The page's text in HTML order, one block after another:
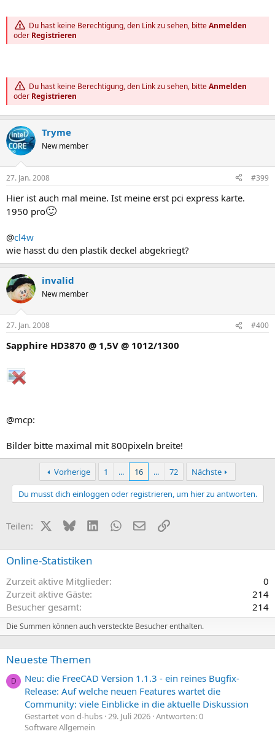
Du hast keine Berechtigung, den Link zu sehen, bitteAnmelden
oder Registrieren
Du hast keine Berechtigung, den Link zu sehen, bitteAnmelden
oder Registrieren
Tryme
New member
27. Jan. 2008 #399
Hier ist auch mal meine. Ist meine erst pci express karte.
1950 pro🙂
@cl4w
wie hasst du den plastik deckel abgekriegt?
invalid
New member
27. Jan. 2008 #400
Sapphire HD3870 @ 1,5V @ 1012/1300
@mcp:
Bilder bitte maximal mit 800pixeln breite!
Vorherige 1 ... 16 ... 72
Nächste
Du musst dich einloggen oder registrieren, um hier zu antworten.
Teilen: X (Twitter)
BlueskyLinkedInWhatsApp
E-MailLink
Online-Statistiken
Zurzeit aktive Mitglieder
0
Zurzeit aktive Gäste
214
Besucher gesamt
214
Die Summen können auch versteckte Besucher enthalten.
Neueste Themen
D
Neu: die FreeCAD Version 1.1.3 - ein reines Bugfix-
Release: Auf welche neuen Features wartet die
Community: viele Einblicke in die aktuelle Diskussion
Gestartet von d-hubs 29. Juli 2026 Antworten: 0
Software Allgemein